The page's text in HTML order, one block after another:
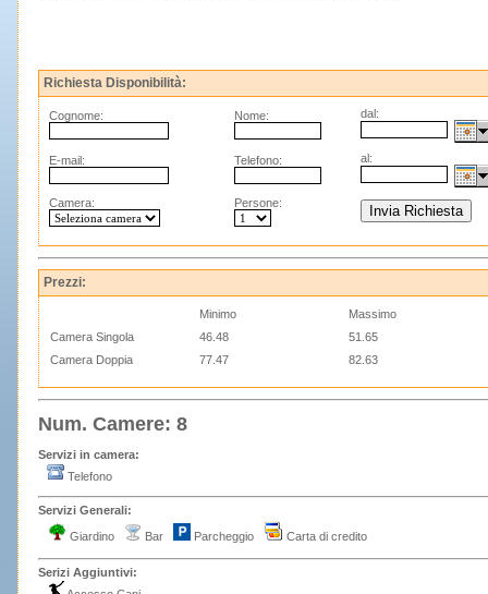
Richiesta Disponibilità:
Cognome: Nome: dal:
E-mail: Telefono: al:
Camera: Persone:
Prezzi:
Minimo
Massimo
Camera Singola
46.48
51.65
Camera Doppia
77.47 82.63
Num. Camere: 8
Servizi in camera:
Telefono
Servizi Generali:
Giardino
Bar Parcheggio Carta di credito
Serizi Aggiuntivi: